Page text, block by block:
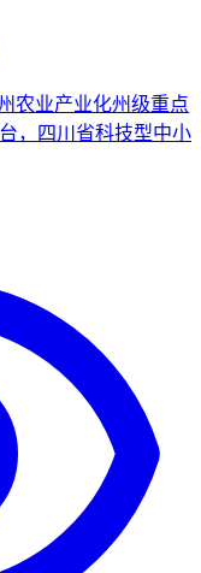
业产业化州级重点
，四川省科技型中小